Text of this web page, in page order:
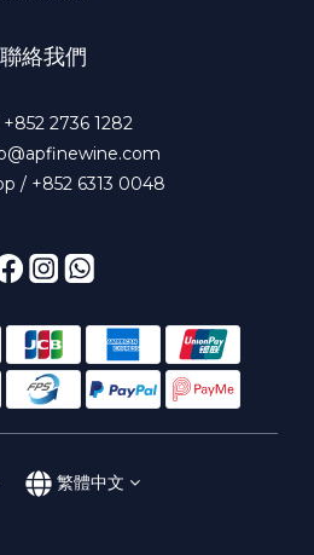
聯絡我們
+852 2736 1282
/ +852 6313 0048
繁體中文